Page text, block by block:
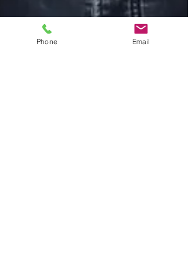
Phone Email